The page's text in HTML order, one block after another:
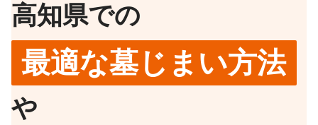
高知県での
最適な墓じまい方法
や